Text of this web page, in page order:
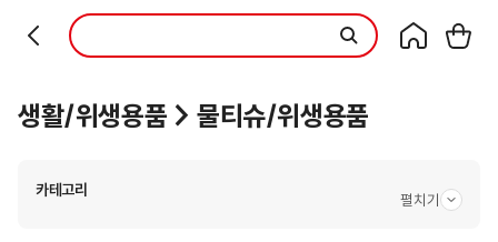
본문 바로가기
생활/위생용품 > 물티슈/위생용품
카테고리 펼치기